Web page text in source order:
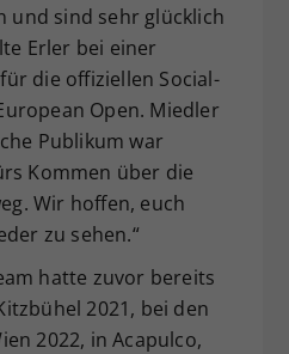
und sind sehr glücklich
Erler bei einer
die offiziellen Social-
Open. Miedler
Publikum war
Kommen über die
Wir hoffen, euch
zu sehen.“
hatte zuvor bereits
2021, bei den
2022, in Acapulco,